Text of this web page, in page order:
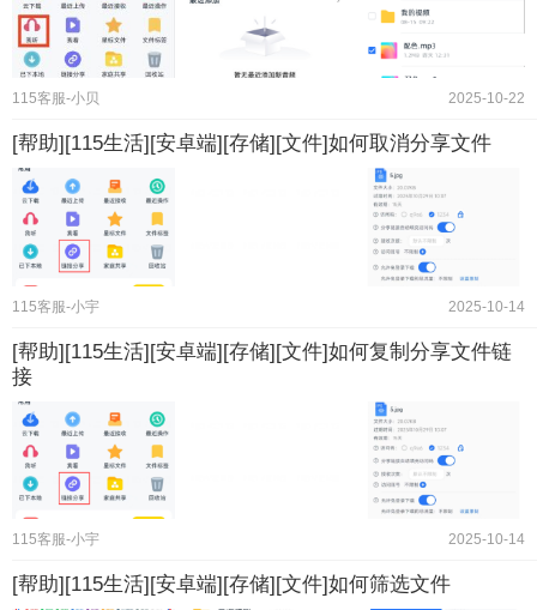
115客服-小贝 2025-10-22
[帮助][115生活][安卓端][存储][文件]如何取消分享文件
115客服-小宇 2025-10-14
[帮助][115生活][安卓端][存储][文件]如何复制分享文件链
接
115客服-小宇 2025-10-14
[帮助][115生活][安卓端][存储][文件]如何筛选文件